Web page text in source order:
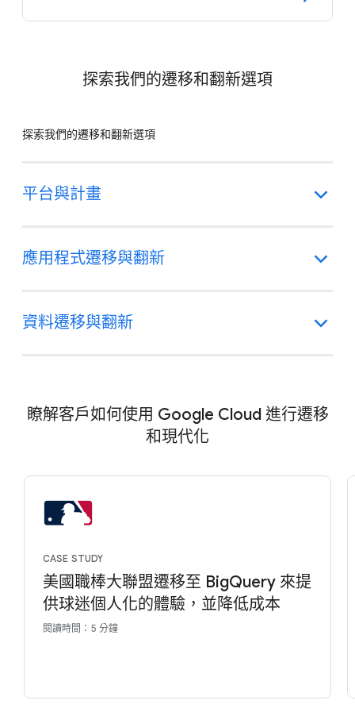
探索我們的遷移和翻新選項
探索我們的遷移和翻新選項
平台與計畫
應用程式遷移與翻新
資料遷移與翻新
瞭解客戶如何使用 Google Cloud 進行遷移
和現代化
CASE STUDY
美國職棒大聯盟遷移至 BigQuery 來提
供球迷個人化的體驗，並降低成本
閱讀時間：5 分鐘